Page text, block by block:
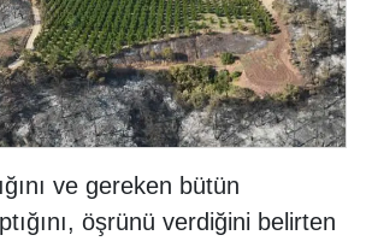
ve gereken bütün
öşrünü verdiğini belirten